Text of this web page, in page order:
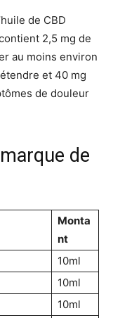
de CBD
2,5 mg de
au moins environ
et 40 mg
de douleur
de
Monta
nt
10ml
10ml
10ml